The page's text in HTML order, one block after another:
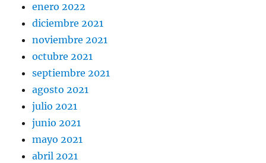
enero 2022
diciembre 2021
noviembre 2021
octubre 2021
septiembre 2021
agosto 2021
julio 2021
junio 2021
mayo 2021
abril 2021